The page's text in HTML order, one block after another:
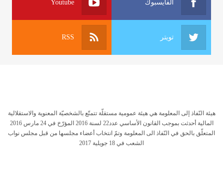
الفايسبوك Youtube
تويتر RSS
هيئة النّفاذ إلى المعلومة هي هيئة عمومية مستقلّة تتمتّع بالشخصيّة المعنوية والاستقلالية
المالية أحدثت بموجب القانون الأساسي عدد22 لسنة 2016 المؤرّخ في 24 مارس 2016
المتعلّق بالحق في النّفاذ الى المعلومة وتمّ انتخاب أعضاء مجلسها من قبل مجلس نواب
الشعب في 18 جويلية 2017